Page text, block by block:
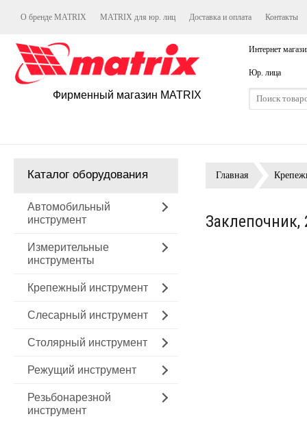
О бренде MATRIX MATRIX для юр. лиц Доставка и оплата Контакты
Фирменный магазин MATRIX
Интернет
Юр. лица
Каталог оборудования
Автомобильный
инструмент
Измерительные
инструменты
Крепежный инструмент
Слесарный инструмент
Столярный инструмент
Режущий инструмент
Резьбонарезной
инструмент
Главная
Заклепочник,